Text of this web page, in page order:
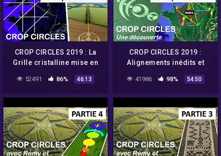
CROP CIRCLES 2019 : La
Grille cristalline mise en
circles – Umberto
52491 86% 46:13
CROP CIRCLES 2019 :
Alignements inédits et
– Umberto Molinaro
41986 98% 54:50